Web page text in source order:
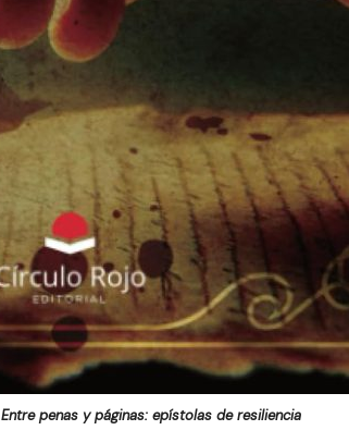
penas y páginas: epístolas de resiliencia